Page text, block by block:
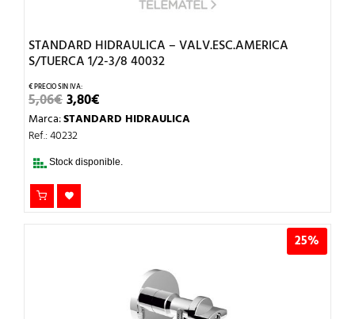
STANDARD HIDRAULICA – VALV.ESC.AMERICA
S/TUERCA 1/2-3/8 40032
5,06€EL
PRECIO
ORIGINAL
ERA:
3,80€PRECIO
ACTUAL
Marca:STANDARD HIDRAULICA
Ref.: 40232
Stock disponible.
25%